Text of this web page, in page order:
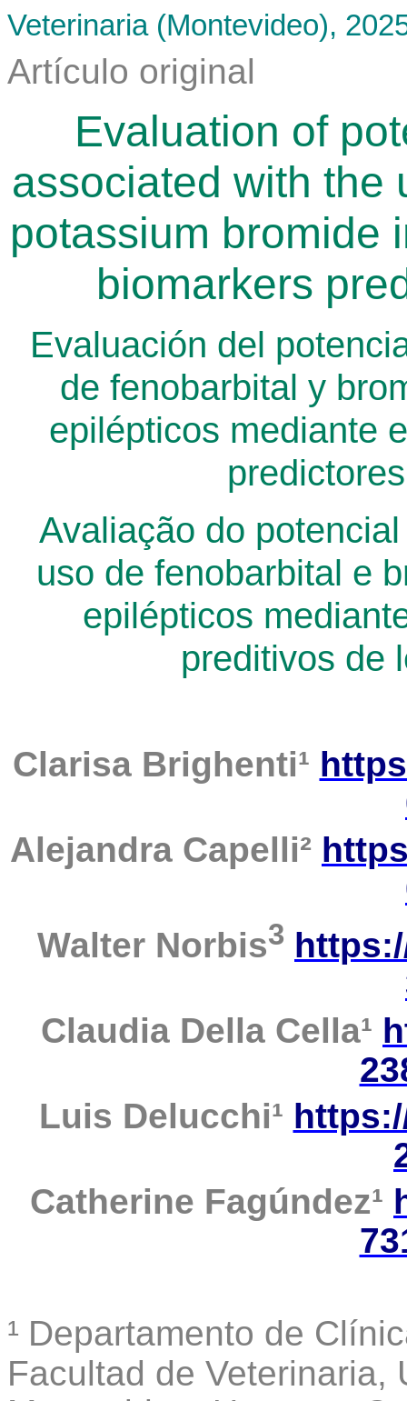
Veterinaria (Montevideo),
Artículo original
Evaluation of
associated with the
potassium bromide
biomarkers
Evaluación del
de fenobarbital y
epilépticos mediante
Avaliação do
uso de fenobarbital e
epilépticos
preditivos de
Clarisa Brighenti¹
Alejandra Capelli²
Walter Norbis3
Claudia Della Cella¹
Luis Delucchi¹
Catherine Fagúndez¹
¹ Departamento de
Facultad de Veterinaria,